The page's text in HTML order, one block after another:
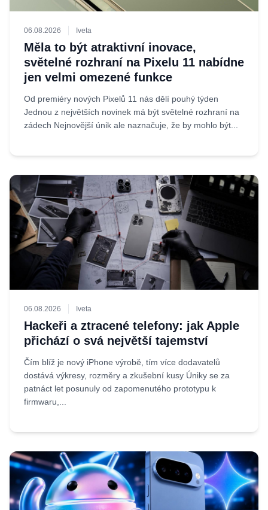
06.08.2026 Iveta
Měla to být atraktivní inovace,
světelné rozhraní na Pixelu 11 nabídne
jen velmi omezené funkce
Od premiéry nových Pixelů 11 nás dělí pouhý týden
Jednou z největších novinek má být světelné rozhraní na
zádech Nejnovější únik ale naznačuje, že by mohlo být...
06.08.2026 Iveta
Hackeři a ztracené telefony: jak Apple
přichází o svá největší tajemství
Čím blíž je nový iPhone výrobě, tím více dodavatelů
dostává výkresy, rozměry a zkušební kusy Úniky se za
patnáct let posunuly od zapomenutého prototypu k
firmwaru,...